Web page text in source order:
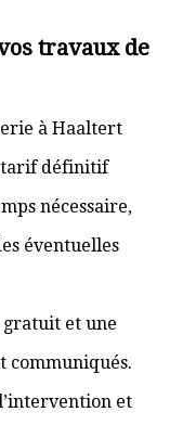
travaux de
à Haaltert
tarif définitif
nécessaire,
éventuelles
gratuit et une
communiqués.
et